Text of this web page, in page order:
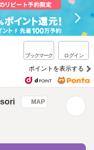
ブックマーク ログイン
ポイントを表示する
MAP